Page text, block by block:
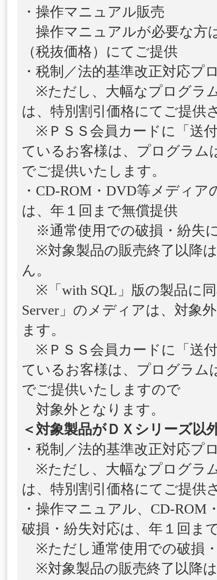
・操作マニュアル販売
操作マニュアルが必要な方
（税抜価格）にてご提供
・税制／法的基準改正対応プ
※ただし、大幅なプログラ
は、特別割引価格にてご提供
※ＰＳＳ会員カードに「送
ているお客様は、プログラム
でご提供いたします。
・CD-ROM・DVD等メディア
は、年１回まで無償提供
※通常使用での破損・紛失
※対象製品の販売終了以降
ん。
※「with SQL」版の製品に
Server」のメディアは、対象
ます。
※ＰＳＳ会員カードに「送
ているお客様は、プログラム
でご提供いたしますので
対象外となります。
＜対象製品がＤＸシリーズ以
・税制／法的基準改正対応プ
※ただし、大幅なプログラ
は、特別割引価格にてご提供
・操作マニュアル、CD-ROM
破損・紛失対応は、年１回ま
※ただし通常使用での破損
※対象製品の販売終了以降